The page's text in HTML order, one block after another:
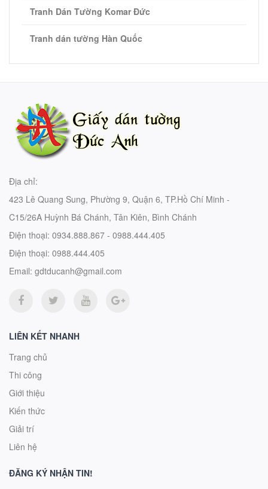
Tranh Dán Tường Komar Đức
Tranh dán tường Hàn Quốc
Địa chỉ:
423 Lê Quang Sung, Phường 9, Quận 6, TP.Hồ Chí Minh -
C15/26A Huỳnh Bá Chánh, Tân Kiên, Bình Chánh
Điện thoại: 0934.888.867 - 0988.444.405
Điện thoại: 0988.444.405
Email: gdtducanh@gmail.com
LIÊN KẾT NHANH
Trang chủ
Thi công
Giới thiệu
Kiến thức
Giải trí
Liên hệ
ĐĂNG KÝ NHẬN TIN!